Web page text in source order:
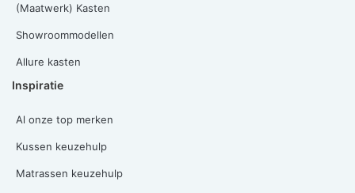
(Maatwerk) Kasten
Showroommodellen
Allure kasten
Inspiratie
Al onze top merken
Kussen keuzehulp
Matrassen keuzehulp